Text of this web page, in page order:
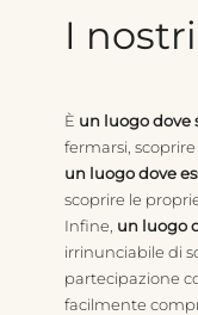
I nostri
È un luogo dove
fermarsi,
un luogo dove
scoprire le
Infine, un luogo
irrinunciabile di
partecipazione
facilmente